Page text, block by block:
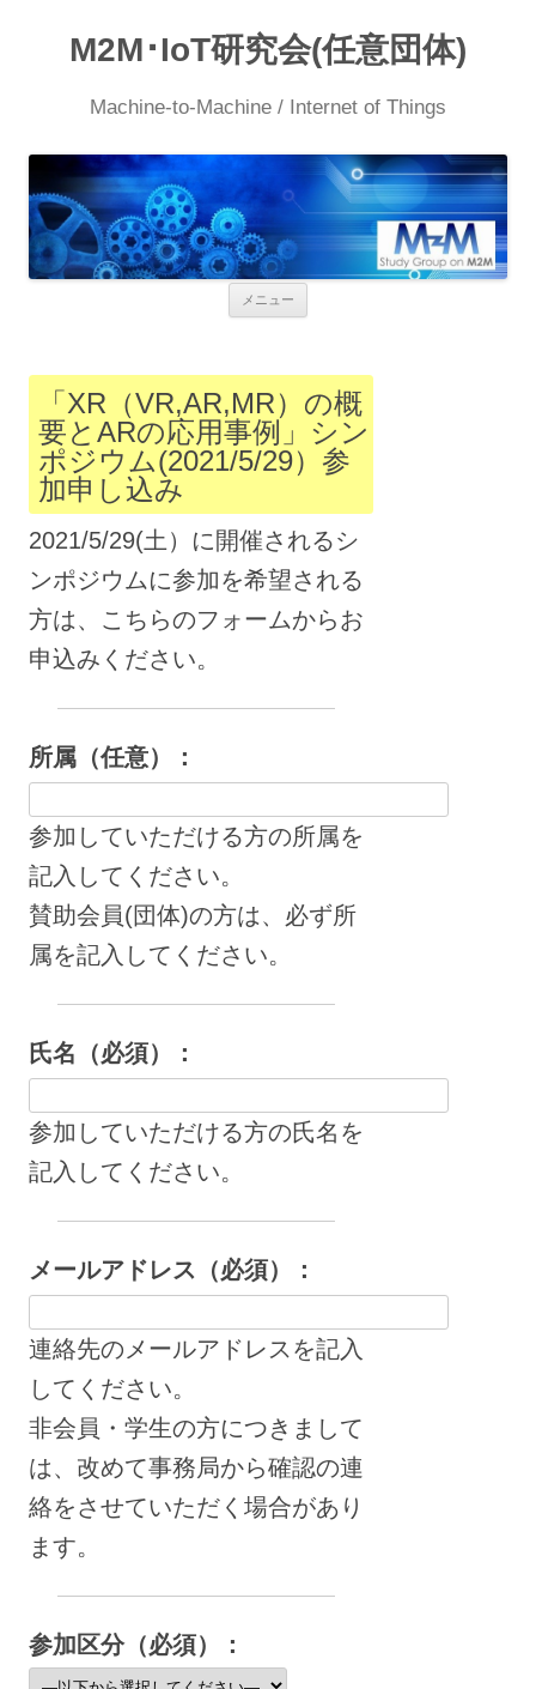
M2M･IoT研究会(任意団体)
Machine-to-Machine / Internet of Things
メニュー
ス
キ
ッ
プ
「XR（VR,AR,MR）の概
要とARの応用事例」シン
ポジウム(2021/5/29）参
加申し込み
2021/5/29(土）に開催されるシ
ンポジウムに参加を希望される
方は、こちらのフォームからお
申込みください。
所属（任意）：
参加していただける方の所属を
記入してください。
賛助会員(団体)の方は、必ず所
属を記入してください。
氏名（必須）：
参加していただける方の氏名を
記入してください。
メールアドレス（必須）：
連絡先のメールアドレスを記入
してください。
非会員・学生の方につきまして
は、改めて事務局から確認の連
絡をさせていただく場合があり
ます。
参加区分（必須）：